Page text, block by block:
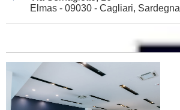
Elmas - 09030 - Cagliari, Sardegna